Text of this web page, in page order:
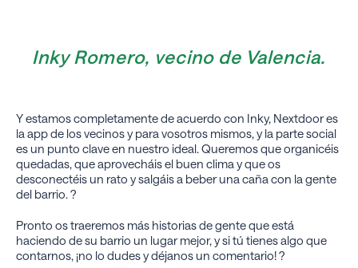
Inky Romero, vecino de Valencia.
Y estamos completamente de acuerdo con Inky, Nextdoor es
la app de los vecinos y para vosotros mismos, y la parte social
es un punto clave en nuestro ideal. Queremos que organicéis
quedadas, que aprovecháis el buen clima y que os
desconectéis un rato y salgáis a beber una caña con la gente
del barrio. ?
Pronto os traeremos más historias de gente que está
haciendo de su barrio un lugar mejor, y si tú tienes algo que
contarnos, ¡no lo dudes y déjanos un comentario! ?